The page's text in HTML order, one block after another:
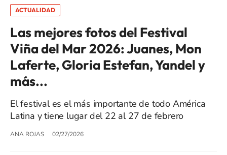
ACTUALIDAD
Las mejores fotos del Festival
Viña del Mar 2026: Juanes, Mon
Laferte, Gloria Estefan, Yandel y
más...
El festival es el más importante de todo América
Latina y tiene lugar del 22 al 27 de febrero
ANA ROJAS 02/27/2026